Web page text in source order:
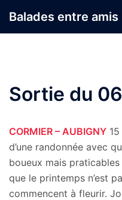
auBalades entre amis
Sortie du
CORMIER – AUBIGNY
d’une randonnée avec
boueux mais
que le printemps n’est
commencent à fleurir.